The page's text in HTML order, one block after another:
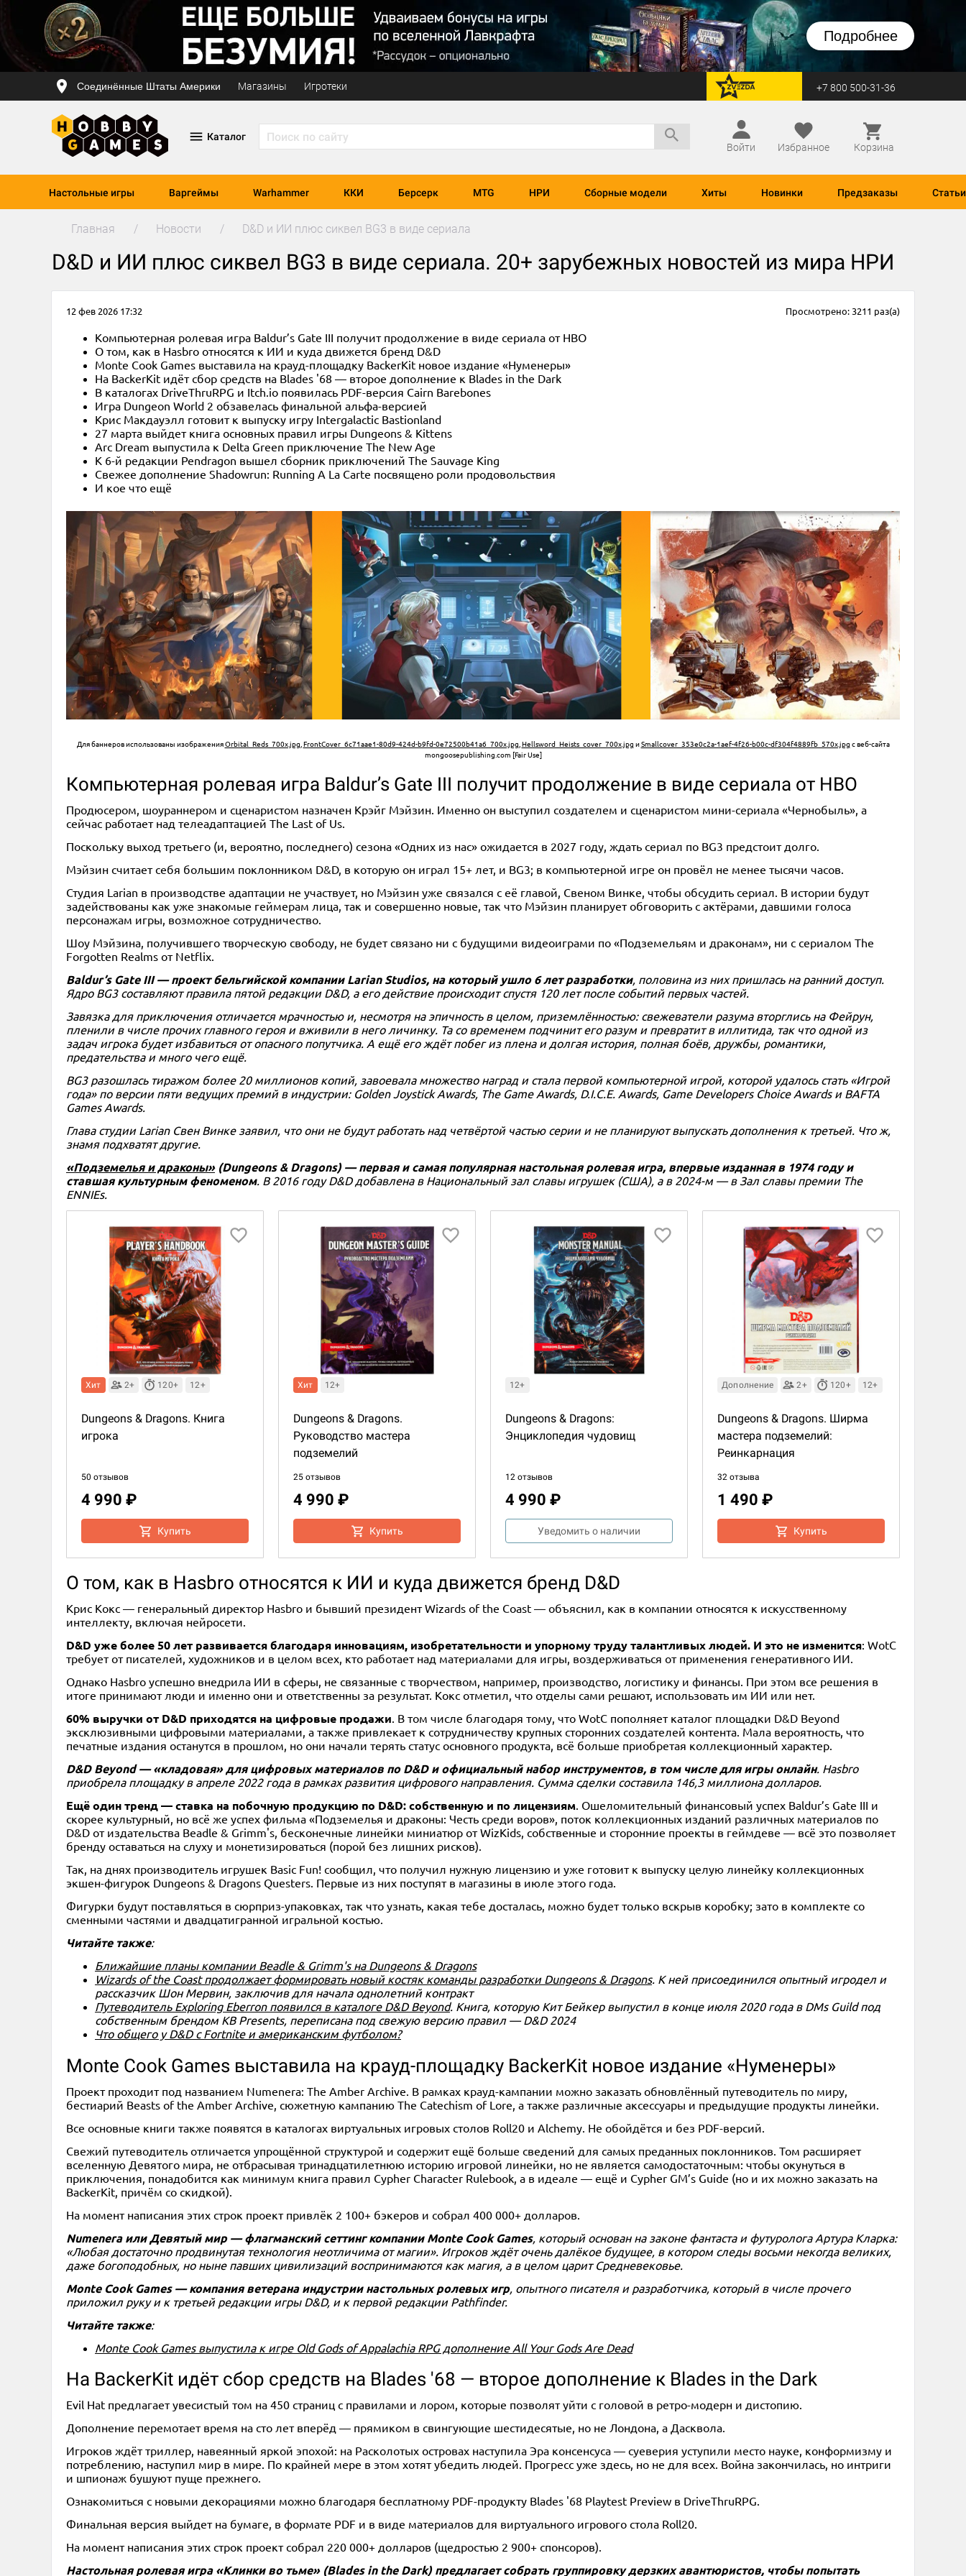
Подробнее
Соединённые Штаты Америки Магазины Игротеки перейти на Zvezda +7 800 500-31-36
Каталог
Войти
Избранное Корзина
Настольные игры Варгеймы Warhammer ККИ Берсерк MTG НРИ Сборные модели Хиты Новинки Предзаказы Статьи
Главная Новости D&D и ИИ плюс сиквел BG3 в виде сериала
D&D и ИИ плюс сиквел BG3 в виде сериала. 20+ зарубежных новостей из мира НРИ
12 фев 2026 17:32 Просмотрено: 3211 раз(а)
Компьютерная ролевая игра Baldur’s Gate III получит продолжение в виде сериала от HBO
О том, как в Hasbro относятся к ИИ и куда движется бренд D&D
Monte Cook Games выставила на крауд-площадку BackerKit новое издание «Нуменеры»
На BackerKit идёт сбор средств на Blades '68 — второе дополнение к Blades in the Dark
В каталогах DriveThruRPG и Itch.io появилась PDF-версия Cairn Barebones
Игра Dungeon World 2 обзавелась финальной альфа-версией
Крис Макдауэлл готовит к выпуску игру Intergalactic Bastionland
27 марта выйдет книга основных правил игры Dungeons & Kittens
Arc Dream выпустила к Delta Green приключение The New Age
К 6-й редакции Pendragon вышел сборник приключений The Sauvage King
Свежее дополнение Shadowrun: Running A La Carte посвящено роли продовольствия
И кое что ещё
Для баннеров использованы изображенияOrbital_Reds_700x.jpg,FrontCover_6c71aae1-80d9-424d-b9fd-0e72500b41a6_700x.jpg,Hellsword_Heists_cover_700x.jpg иSmallcover_353e0c2a-1aef-4f26-b00c-df304f4889fb_570x.jpg с веб-сайта
mongoosepublishing.com [Fair Use]
Компьютерная ролевая игра Baldur’s Gate III получит продолжение в виде сериала от HBO
Продюсером, шоураннером и сценаристом назначен Крэйг Мэйзин. Именно он выступил создателем и сценаристом мини-сериала «Чернобыль», а
сейчас работает над телеадаптацией The Last of Us.
Поскольку выход третьего (и, вероятно, последнего) сезона «Одних из нас» ожидается в 2027 году, ждать сериал по BG3 предстоит долго.
Мэйзин считает себя большим поклонником D&D, в которую он играл 15+ лет, и BG3; в компьютерной игре он провёл не менее тысячи часов.
Студия Larian в производстве адаптации не участвует, но Мэйзин уже связался с её главой, Свеном Винке, чтобы обсудить сериал. В истории будут
задействованы как уже знакомые геймерам лица, так и совершенно новые, так что Мэйзин планирует обговорить с актёрами, давшими голоса
персонажам игры, возможное сотрудничество.
Шоу Мэйзина, получившего творческую свободу, не будет связано ни с будущими видеоиграми по «Подземельям и драконам», ни с сериалом The
Forgotten Realms от Netflix.
Baldur’s Gate III — проект бельгийской компании Larian Studios, на который ушло 6 лет разработки, половина из них пришлась на ранний доступ.
Ядро BG3 составляют правила пятой редакции D&D, а его действие происходит спустя 120 лет после событий первых частей.
Завязка для приключения отличается мрачностью и, несмотря на эпичность в целом, приземлённостью: свежеватели разума вторглись на Фейрун,
пленили в числе прочих главного героя и вживили в него личинку. Та со временем подчинит его разум и превратит в иллитида, так что одной из
задач игрока будет избавиться от опасного попутчика. А ещё его ждёт побег из плена и долгая история, полная боёв, дружбы, романтики,
предательства и много чего ещё.
BG3 разошлась тиражом более 20 миллионов копий, завоевала множество наград и стала первой компьютерной игрой, которой удалось стать «Игрой
года» по версии пяти ведущих премий в индустрии: Golden Joystick Awards, The Game Awards, D.I.C.E. Awards, Game Developers Choice Awards и BAFTA
Games Awards.
Глава студии Larian Свен Винке заявил, что они не будут работать над четвёртой частью серии и не планируют выпускать дополнения к третьей. Что ж,
знамя подхватят другие.
«Подземелья и драконы»(Dungeons & Dragons) — первая и самая популярная настольная ролевая игра, впервые изданная в 1974 году и
ставшая культурным феноменом. В 2016 году D&D добавлена в Национальный зал славы игрушек (США), а в 2024-м — в Зал славы премии The
ENNIEs.
Хит 2+ 120+ 12+
Dungeons & Dragons. Книга
игрока
50 отзывов
4 990 ₽
Купить
Хит 12+
Dungeons & Dragons.
Руководство мастера
подземелий
25 отзывов
4 990 ₽
Купить
12+
Dungeons & Dragons:
Энциклопедия чудовищ
12 отзывов
4 990 ₽
Уведомить о наличии
Дополнение 2+ 120+ 12+
Dungeons & Dragons. Ширма
мастера подземелий:
Реинкарнация
32 отзыва
1 490 ₽
Купить
О том, как в Hasbro относятся к ИИ и куда движется бренд D&D
Крис Кокс — генеральный директор Hasbro и бывший президент Wizards of the Coast — объяснил, как в компании относятся к искусственному
интеллекту, включая нейросети.
D&D уже более 50 лет развивается благодаря инновациям, изобретательности и упорному труду талантливых людей. И это не изменится: WotC
требует от писателей, художников и в целом всех, кто работает над материалами для игры, воздерживаться от применения генеративного ИИ.
Однако Hasbro успешно внедрила ИИ в сферы, не связанные с творчеством, например, производство, логистику и финансы. При этом все решения в
итоге принимают люди и именно они и ответственны за результат. Кокс отметил, что отделы сами решают, использовать им ИИ или нет.
60% выручки от D&D приходятся на цифровые продажи. В том числе благодаря тому, что WotC пополняет каталог площадки D&D Beyond
эксклюзивными цифровыми материалами, а также привлекает к сотрудничеству крупных сторонних создателей контента. Мала вероятность, что
печатные издания останутся в прошлом, но они начали терять статус основного продукта, всё больше приобретая коллекционный характер.
D&D Beyond — «кладовая» для цифровых материалов по D&D и официальный набор инструментов, в том числе для игры онлайн. Hasbro
приобрела площадку в апреле 2022 года в рамках развития цифрового направления. Сумма сделки составила 146,3 миллиона долларов.
Ещё один тренд — ставка на побочную продукцию по D&D: собственную и по лицензиям. Ошеломительный финансовый успех Baldur’s Gate III и
скорее культурный, но всё же успех фильма «Подземелья и драконы: Честь среди воров», поток коллекционных изданий различных материалов по
D&D от издательства Beadle & Grimm's, бесконечные линейки миниатюр от WizKids, собственные и сторонние проекты в геймдеве — всё это позволяет
бренду оставаться на слуху и монетизироваться (порой без лишних рисков).
Так, на днях производитель игрушек Basic Fun! сообщил, что получил нужную лицензию и уже готовит к выпуску целую линейку коллекционных
экшен-фигурок Dungeons & Dragons Questers. Первые из них поступят в магазины в июле этого года.
Фигурки будут поставляться в сюрприз-упаковках, так что узнать, какая тебе досталась, можно будет только вскрыв коробку; зато в комплекте со
сменными частями и двадцатигранной игральной костью.
Читайте также:
Ближайшие планы компании Beadle & Grimm's на Dungeons & Dragons
Wizards of the Coast продолжает формировать новый костяк команды разработки Dungeons & Dragons. К ней присоединился опытный игродел и
рассказчик Шон Мервин, заключив для начала однолетний контракт
Путеводитель Exploring Eberron появился в каталоге D&D Beyond. Книга, которую Кит Бейкер выпустил в конце июля 2020 года в DMs Guild под
собственным брендом KB Presents, переписана под свежую версию правил — D&D 2024
Что общего у D&D с Fortnite и американским футболом?
Monte Cook Games выставила на крауд-площадку BackerKit новое издание «Нуменеры»
Проект проходит под названием Numenera: The Amber Archive. В рамках крауд-кампании можно заказать обновлённый путеводитель по миру,
бестиарий Beasts of the Amber Archive, сюжетную кампанию The Catechism of Lore, а также различные аксессуары и предыдущие продукты линейки.
Все основные книги также появятся в каталогах виртуальных игровых столов Roll20 и Alchemy. Не обойдётся и без PDF-версий.
Свежий путеводитель отличается упрощённой структурой и содержит ещё больше сведений для самых преданных поклонников. Том расширяет
вселенную Девятого мира, не отбрасывая тринадцатилетнюю историю игровой линейки, но не является самодостаточным: чтобы окунуться в
приключения, понадобится как минимум книга правил Cypher Character Rulebook, а в идеале — ещё и Cypher GM’s Guide (но и их можно заказать на
BackerKit, причём со скидкой).
На момент написания этих строк проект привлёк 2 100+ бэкеров и собрал 400 000+ долларов.
Numenera или Девятый мир — флагманский сеттинг компании Monte Cook Games, который основан на законе фантаста и футуролога Артура Кларка:
«Любая достаточно продвинутая технология неотличима от магии». Игроков ждёт очень далёкое будущее, в котором следы восьми некогда великих,
даже богоподобных, но ныне павших цивилизаций воспринимаются как магия, а в целом царит Средневековье.
Monte Cook Games — компания ветерана индустрии настольных ролевых игр, опытного писателя и разработчика, который в числе прочего
приложил руку и к третьей редакции игры D&D, и к первой редакции Pathfinder.
Читайте также:
Monte Cook Games выпустила к игре Old Gods of Appalachia RPG дополнение All Your Gods Are Dead
На BackerKit идёт сбор средств на Blades '68 — второе дополнение к Blades in the Dark
Evil Hat предлагает увесистый том на 450 страниц с правилами и лором, которые позволят уйти с головой в ретро-модерн и дистопию.
Дополнение перемотает время на сто лет вперёд — прямиком в свингующие шестидесятые, но не Лондона, а Дасквола.
Игроков ждёт триллер, навеянный яркой эпохой: на Расколотых островах наступила Эра консенсуса — суеверия уступили место науке, конформизму и
потреблению, наступил мир в мире. По крайней мере в этом хотят убедить людей. Прогресс уже здесь, но не для всех. Война закончилась, но интриги
и шпионаж бушуют пуще прежнего.
Ознакомиться с новыми декорациями можно благодаря бесплатному PDF-продукту Blades '68 Playtest Preview в DriveThruRPG.
Финальная версия выйдет на бумаге, в формате PDF и в виде материалов для виртуального игрового стола Roll20.
На момент написания этих строк проект собрал 220 000+ долларов (щедростью 2 900+ спонсоров).
Настольная ролевая игра «Клинки во тьме» (Blades in the Dark) предлагает собрать группировку дерзких авантюристов, чтобы попытать